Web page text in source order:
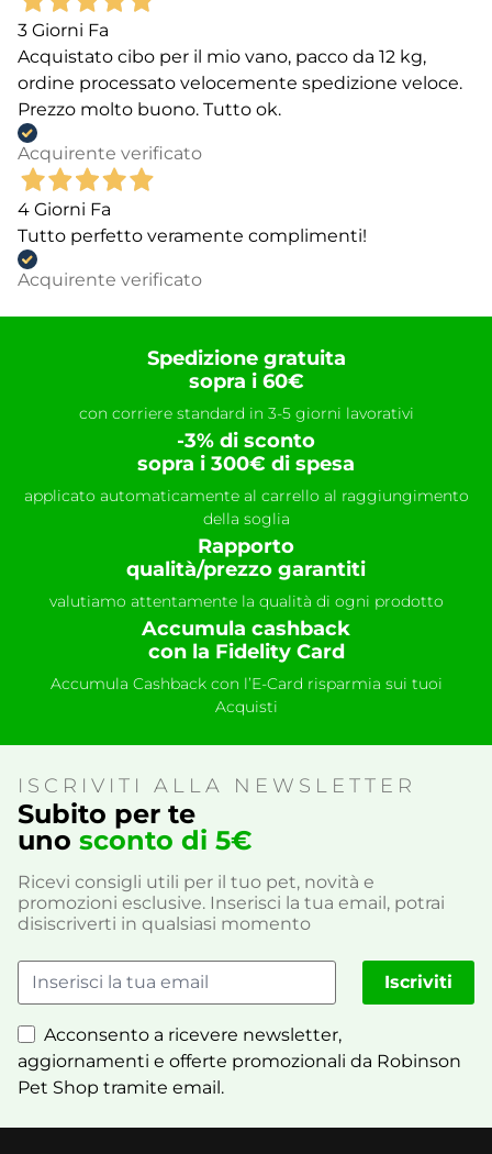
3 Giorni Fa
Acquistato cibo per il mio vano, pacco da 12 kg,
ordine processato velocemente spedizione veloce.
Prezzo molto buono. Tutto ok.
Acquirente verificato
4 Giorni Fa
Tutto perfetto veramente complimenti!
Acquirente verificato
Spedizione gratuita
sopra i 60€
con corriere standard in 3-5 giorni lavorativi
-3% di sconto
sopra i 300€ di spesa
applicato automaticamente al carrello al raggiungimento
della soglia
Rapporto
qualità/prezzo garantiti
valutiamo attentamente la qualità di ogni prodotto
Accumula cashback
con la Fidelity Card
Accumula Cashback con l’E-Card risparmia sui tuoi
Acquisti
ISCRIVITI ALLA NEWSLETTER
Subito per te
uno sconto di 5€
Ricevi consigli utili per il tuo pet, novità e
promozioni esclusive. Inserisci la tua email, potrai
disiscriverti in qualsiasi momento
Acconsento a ricevere newsletter,
aggiornamenti e offerte promozionali da Robinson
Pet Shop tramite email.
Iscriviti